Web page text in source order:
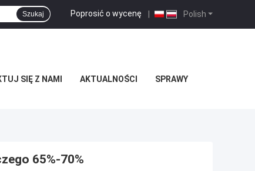
Polish
Poprosić o wycenę |
Szukaj
SIĘ Z NAMI AKTUALNOŚCI SPRAWY
65%-70%